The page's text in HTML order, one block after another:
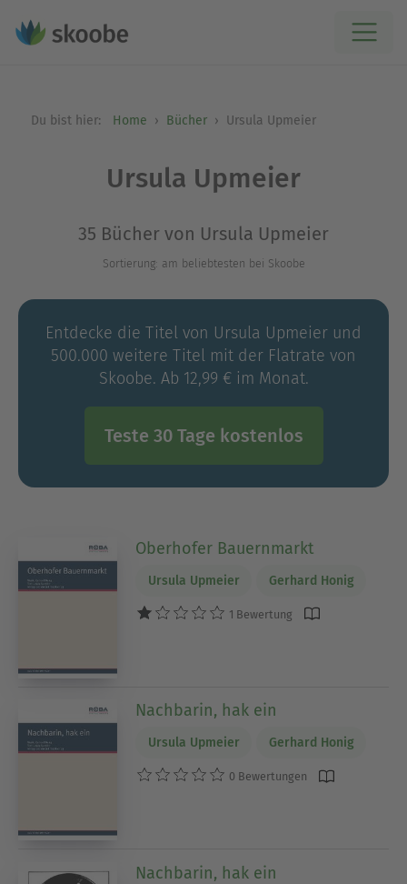
Du bist hier: Home Bücher Ursula Upmeier
Ursula Upmeier
35 Bücher von Ursula Upmeier
Sortierung: am beliebtesten bei Skoobe
Entdecke die Titel von Ursula Upmeier und
500.000 weitere Titel mit der Flatrate von
Skoobe. Ab 12,99 € im Monat.
Teste 30 Tage kostenlos
Oberhofer Bauernmarkt
Ursula Upmeier Gerhard Honig
1 Bewertung
Nachbarin, hak ein
Ursula Upmeier Gerhard Honig
0 Bewertungen
Nachbarin, hak ein